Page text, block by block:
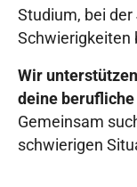
Studium, bei
Schwierigkeiten
Wir
deine
Gemeinsam
schwierigen